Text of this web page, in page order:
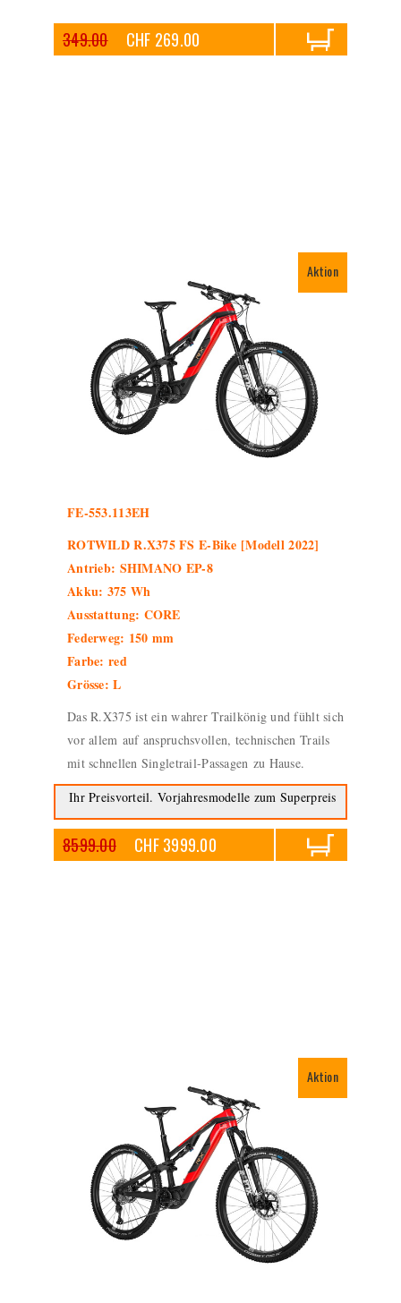
349.00 CHF 269.00
FE-553.113EH
ROTWILD R.X375 FS E-Bike [Modell 2022]
Antrieb: SHIMANO EP-8
Akku: 375 Wh
Ausstattung: CORE
Federweg: 150 mm
Farbe: red
Grösse: L
Das R.X375 ist ein wahrer Trailkönig und fühlt sich
vor allem auf anspruchsvollen, technischen Trails
mit schnellen Singletrail-Passagen zu Hause.
Ihr Preisvorteil. Vorjahresmodelle zum Superpreis
8599.00 CHF 3999.00
Aktion
Aktion